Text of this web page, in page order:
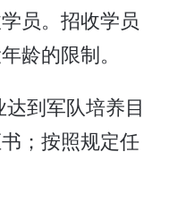
员。招收学员
龄的限制。
到军队培养目
；按照规定任